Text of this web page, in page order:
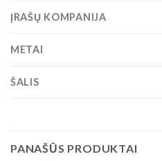
ĮRAŠŲ KOMPANIJA
METAI
ŠALIS
PANAŠŪS PRODUKTAI